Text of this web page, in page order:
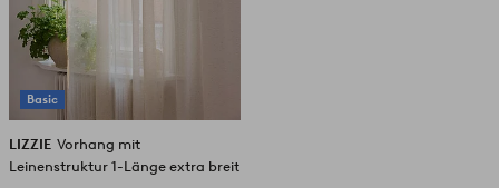
Basic
LIZZIE Vorhang mit
Leinenstruktur 1-Länge extra breit